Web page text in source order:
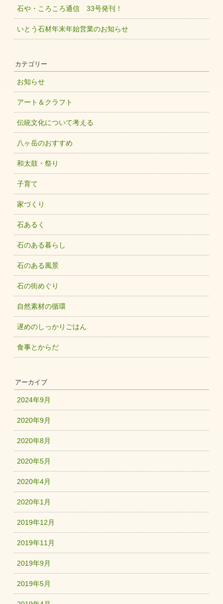
石や・ころころ通信 33号発刊！
いとう石材年末年始営業のお知らせ
カテゴリー
お知らせ
アート＆クラフト
伝統文化について考える
八ヶ岳のおすすめ
和太鼓・祭り
子育て
家づくり
石あるく
石のある暮らし
石のある風景
石の街めぐり
自然素材の循環
遅めのしっかりごはん
食事とからだ
アーカイブ
2024年9月
2020年9月
2020年8月
2020年5月
2020年4月
2020年1月
2019年12月
2019年11月
2019年9月
2019年5月